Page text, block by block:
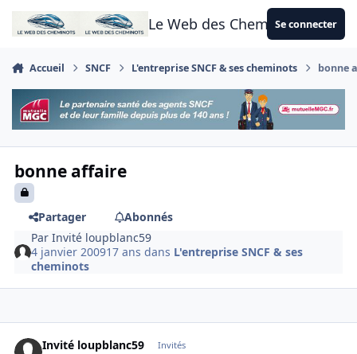
Aller au contenu
Le Web des CheminotsSe connecter
Accueil SNCF L'entreprise SNCF & ses cheminots bonne
bonne affaire
Partager
Abonnés
ParInvité loupblanc59
4 janvier 200917 ans dans L'entreprise SNCF & ses
cheminots
Invité loupblanc59 Invités